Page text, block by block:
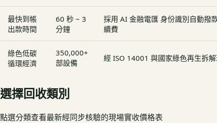
最快到帳
出款時間
60 秒 ~ 3
分鐘
採用 AI 金融電匯 身份識別自動撥
續費
綠色低碳
循環經濟
350,000+
部設備
經 ISO 14001 與國家綠色再生拆
選擇回收類別
點選分類查看最新經同步核驗的現場實收價格表